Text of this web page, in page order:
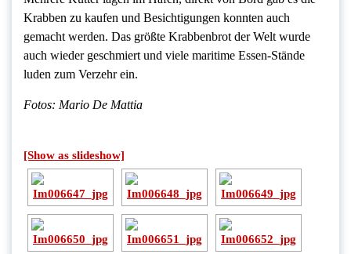
Krabben zu kaufen und Besichtigungen konnten auch
gemacht werden. Das größte Krabbenbrot der Welt wurde
auch wieder geschmiert und viele maritime Essen-Stände
luden zum Verzehr ein.
Fotos: Mario De Mattia
[Show as slideshow]